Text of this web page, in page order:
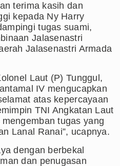
terima kasih dan
kepada Ny Harry
tugas suami,
Jalasenastri
Jalasenastri Armada
Laut (P) Tunggul,
IV mengucapkan
atas kepercayaan
TNI Angkatan Laut
tugas yang
Lanal Ranai”, ucapnya.
dengan berbekal
dan penugasan